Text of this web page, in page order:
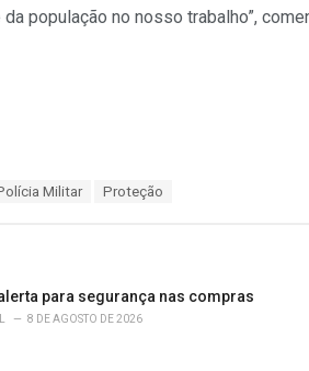
população no nosso trabalho”,
Militar Proteção
para segurança nas compras
8 DE AGOSTO DE 2026